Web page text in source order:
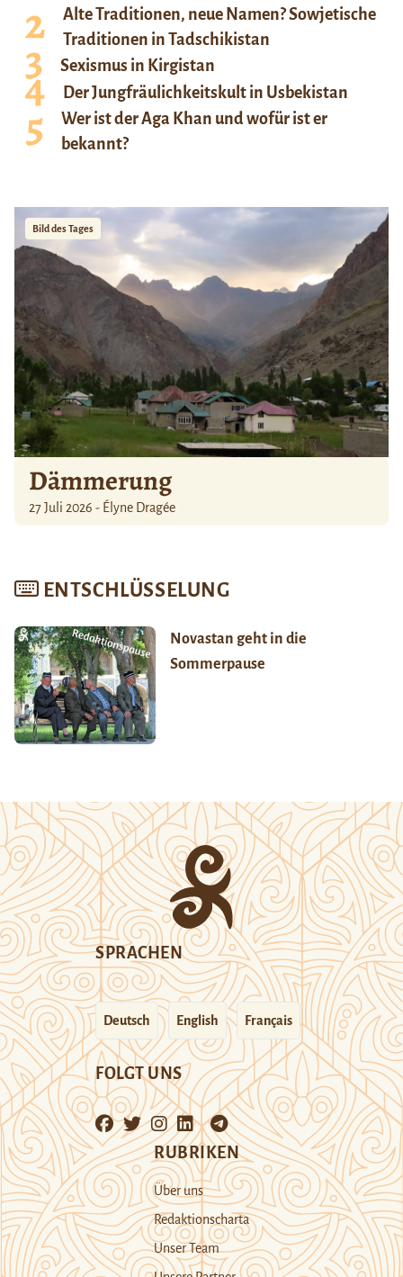
Alte Traditionen, neue Namen? Sowjetische
Traditionen in Tadschikistan
Sexismus in Kirgistan
Der Jungfräulichkeitskult in Usbekistan
Wer ist der Aga Khan und wofür ist er
bekannt?
Bild des Tages
Dämmerung
27 Juli 2026 - Élyne Dragée
ENTSCHLÜSSELUNG
Novastan geht in die
Sommerpause
SPRACHEN
Deutsch English Français
FOLGT UNS
RUBRIKEN
Über uns
Redaktionscharta
Unser Team